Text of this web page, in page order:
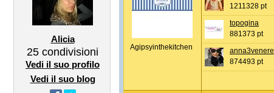
Alicia
25 condivisioni
Vedi il suo profilo
Vedi il suo blog
Agipsyinthekitchen
1211328 pt
topogina
881373 pt
anna3venere
874493 pt